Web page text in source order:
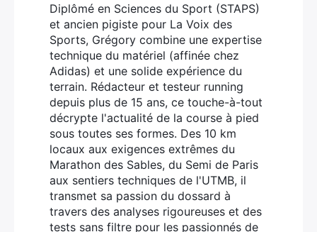
Diplômé en Sciences du Sport (STAPS)
et ancien pigiste pour La Voix des
Sports, Grégory combine une expertise
technique du matériel (affinée chez
Adidas) et une solide expérience du
terrain. Rédacteur et testeur running
depuis plus de 15 ans, ce touche-à-tout
décrypte l'actualité de la course à pied
sous toutes ses formes. Des 10 km
locaux aux exigences extrêmes du
Marathon des Sables, du Semi de Paris
aux sentiers techniques de l'UTMB, il
transmet sa passion du dossard à
travers des analyses rigoureuses et des
tests sans filtre pour les passionnés de